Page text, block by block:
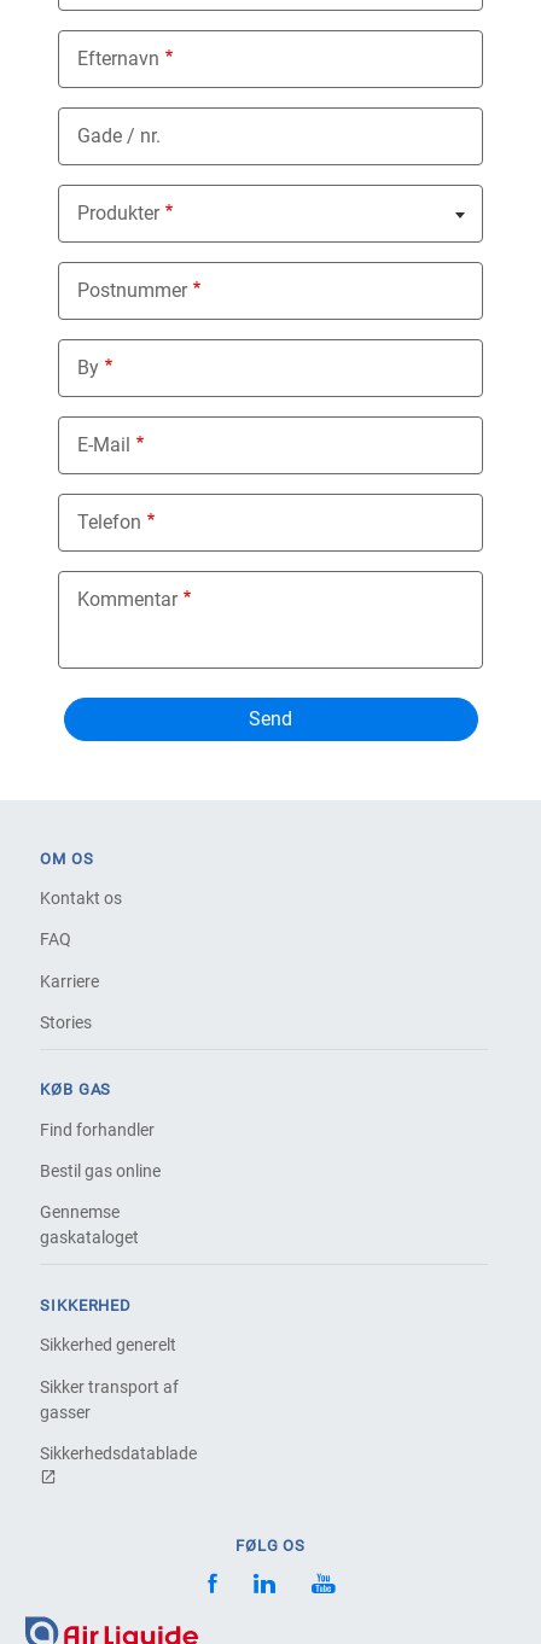
Efternavn
Gade / nr.
Produkter
Nothing selected
Postnummer
By
E-Mail
Telefon
Kommentar
OM OS
Kontakt os
FAQ
Karriere
Stories
KØB GAS
Find forhandler
Bestil gas online
Gennemse
gaskataloget
SIKKERHED
Sikkerhed generelt
Sikker transport af
gasser
Sikkerhedsdatablade
FØLG OS